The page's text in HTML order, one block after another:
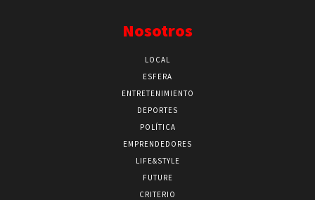
Nosotros
LOCAL
ESFERA
ENTRETENIMIENTO
DEPORTES
POLÍTICA
EMPRENDEDORES
LIFE&STYLE
FUTURE
CRITERIO